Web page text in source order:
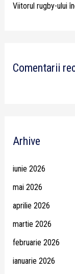
Viitorul rugby-ului
Comentarii
Arhive
iunie 2026
mai 2026
aprilie 2026
martie 2026
februarie 2026
ianuarie 2026